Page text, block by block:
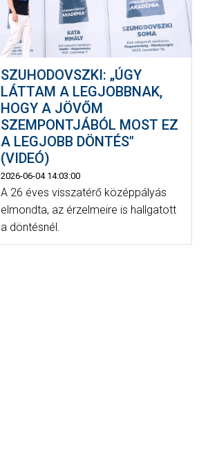
SZUHODOVSZKI: „ÚGY
LÁTTAM A LEGJOBBNAK,
HOGY A JÖVŐM
SZEMPONTJÁBÓL MOST EZ
A LEGJOBB DÖNTÉS"
(VIDEÓ)
2026-06-04 14:03:00
A 26 éves visszatérő középpályás
elmondta, az érzelmeire is hallgatott
a döntésnél.